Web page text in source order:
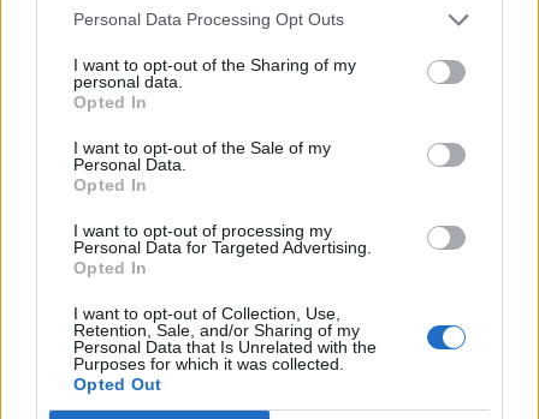
Personal Data Processing Opt Outs
I want to opt-out of the Sharing of my
personal data.
Opted In
I want to opt-out of the Sale of my
Personal Data.
Opted In
I want to opt-out of processing my
Personal Data for Targeted Advertising.
Opted In
I want to opt-out of Collection, Use,
Retention, Sale, and/or Sharing of my
Personal Data that Is Unrelated with the
Purposes for which it was collected.
Opted Out
l’organisme. Pour en savoir plus sur les bonnes
s’hydraterau quotidien.
marketing et les promesses miracles
Le secteur des compléments alimentaires est ultra-
concurrentiel. Les promesses de « jeunesse éternelle
», « perte de poids rapide » ou « énergie sans limite »
pullulent. Prudence : peu de produits tiennent
réellement leurs promesses, et certains peuvent
même être dangereux ou illégaux.